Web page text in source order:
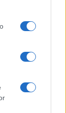
storia e
Gallura
rischio per
la Gallura